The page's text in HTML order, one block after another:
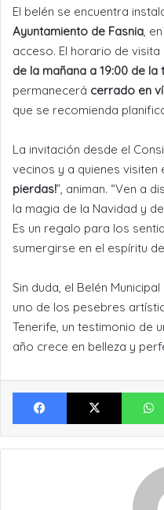
El belén se encuentra
Ayuntamiento de Fasnia ,
acceso. El horario de visita
de la mañana a 19:00 de la
permanecerá cerrado en
que se recomienda
La invitación desde el
vecinos y a quienes visiten
pierdas!”, animan. “Ven a
la magia de la Navidad y
Es un regalo para los
sumergirse en el espíritu
Sin duda, el Belén
uno de los pesebres
Tenerife, un testimonio de
año crece en belleza y
Facebook X